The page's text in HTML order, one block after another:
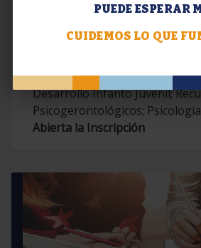
PUEDE ESPERAR
CUIDEMOS LO QUE
Extensión.
Contemporáneas;
Desarrollo Infanto Juvenil;
Psicogerontológicos;
Abierta la Inscripción